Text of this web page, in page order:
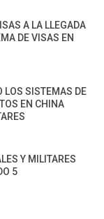
A LA LLEGADA
DE VISAS EN
LOS SISTEMAS DE
EN CHINA
Y MILITARES
5